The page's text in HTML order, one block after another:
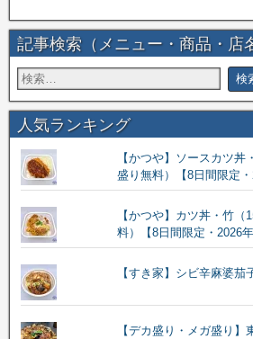
記事検索（メニュー・商品・店
人気ランキング
【かつや】ソースカツ
盛り無料）【8日間限定・
【かつや】カツ丼・竹
料）【8日間限定・2026年
【すき家】シビ辛麻婆茄
【デカ盛り・メガ盛り